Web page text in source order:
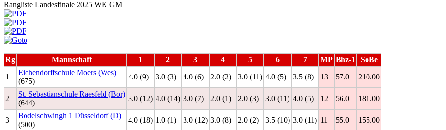
Rangliste Landesfinale 2025 WK GM
Rg Mannschaft 1 2 3 4 5 6 7 MP Bhz-1 SoBe
1
Eichendorffschule Moers (Wes)
(675)
4.0 (9) 3.0 (3) 4.0 (6) 2.0 (2) 3.0 (11) 4.0 (5) 3.5 (8) 13 57.0 210.00
2
St. Sebastianschule Raesfeld (Bor)
(644)
3.0 (12) 4.0 (14) 3.0 (7) 2.0 (1) 2.0 (3) 3.0 (11) 4.0 (5) 12 56.0 181.00
3
Bodelschwingh 1 Düsseldorf (D)
(500)
4.0 (18) 1.0 (1) 3.0 (12) 3.0 (8) 2.0 (2) 3.5 (10) 3.0 (11) 11 55.0 155.00